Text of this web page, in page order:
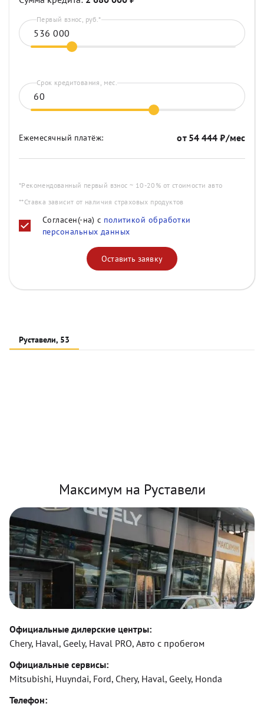
Первый взнос, руб.*
Срок кредитования, мес.
Ежемесячный платёж: от 54 444 ₽/мес
*Рекомендованный первый взнос ~ 10-20% от стоимости авто
**Ставка зависит от наличия страховых продуктов
Согласен(-на) с политикой обработки
персональных данных
Оставить заявку
Руставели, 53
Максимум на Руставели
Официальные дилерские центры:
Chery, Haval, Geely, Haval PRO, Авто с пробегом
Официальные сервисы:
Mitsubishi, Huyndai, Ford, Chery, Haval, Geely, Honda
Телефон: